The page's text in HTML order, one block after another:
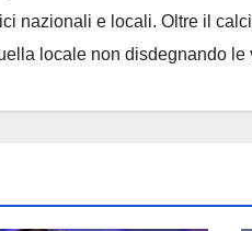
nazionali e locali. Oltre il
locale non disdegnando le